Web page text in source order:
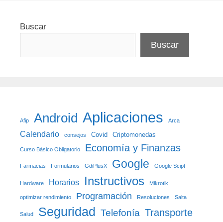
Buscar
Buscar
Afip Android Aplicaciones Arca
Calendario consejos Covid Criptomonedas
Curso Básico Obligatorio Economía y Finanzas
Farmacias Formularios GdiPlusX Google Google Scipt
Hardware Horarios Instructivos Mikrotik
optimizar rendimiento Programación Resoluciones Salta
Salud Seguridad Telefonía Transporte